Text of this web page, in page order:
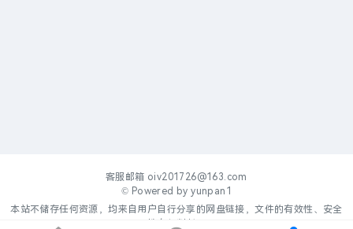
客服邮箱 oiv201726@163.com
© Powered byyunpan1
本站不储存任何资源，均来自用户自行分享的网盘链接，文件的有效性、安全